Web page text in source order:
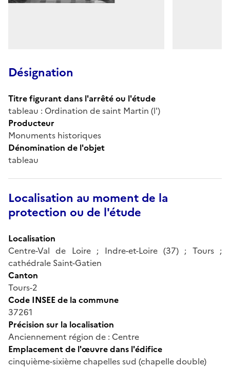
Désignation
Titre figurant dans l'arrêté ou l'étude
tableau : Ordination de saint Martin (l')
Producteur
Monuments historiques
Dénomination de l'objet
tableau
Localisation au moment de la
protection ou de l'étude
Localisation
Centre-Val de Loire ; Indre-et-Loire (37) ; Tours ;
cathédrale Saint-Gatien
Canton
Tours-2
Code INSEE de la commune
37261
Précision sur la localisation
Anciennement région de : Centre
Emplacement de l'œuvre dans l'édifice
cinquième-sixième chapelles sud (chapelle double)